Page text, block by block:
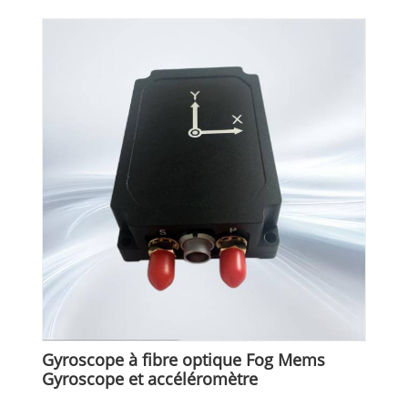
Gyroscope à fibre optique Fog Mems
Gyroscope et accéléromètre